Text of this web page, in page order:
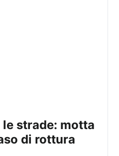
di rottura